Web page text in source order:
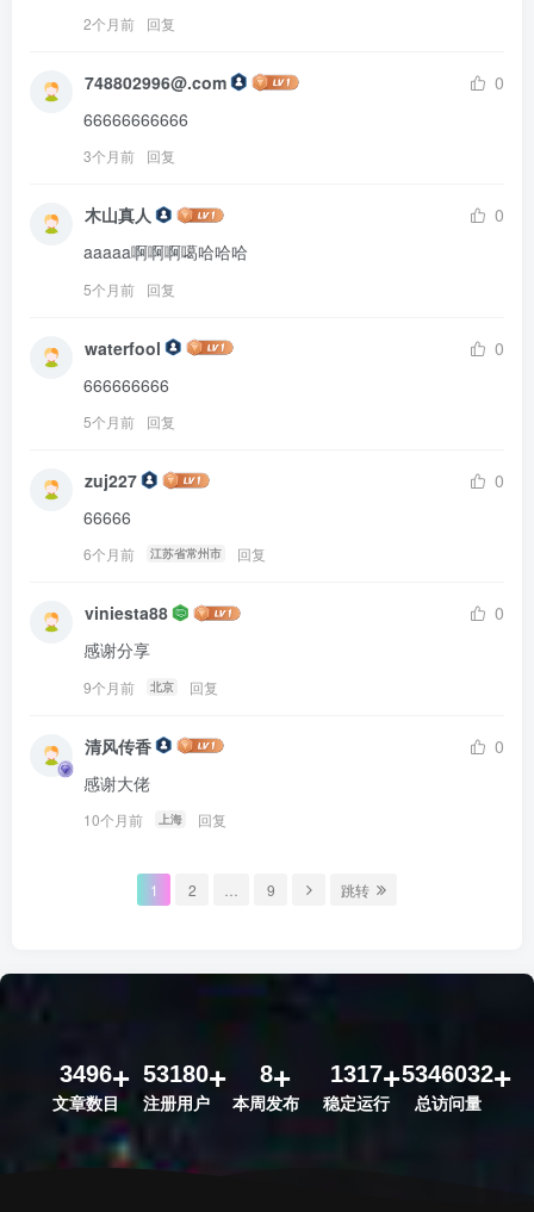
2个月前 回复
748802996@.com
0
66666666666
3个月前 回复
木山真人
0
aaaaa啊啊啊噶哈哈哈
5个月前 回复
waterfool
0
666666666
5个月前 回复
zuj227
0
66666
6个月前 江苏省常州市 回复
viniesta88
0
感谢分享
9个月前 北京 回复
清风传香
0
感谢大佬
10个月前 上海 回复
1 2 9 跳转
3496
文章数目
53180
注册用户
8
本周发布
1317
稳定运行
5346032
总访问量